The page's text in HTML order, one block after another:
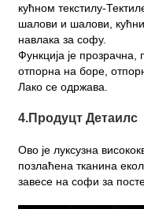
кућном текстилу-
шалови и шалови,
навлака за софу.
Функција је прозрачна,
отпорна на боре,
Лако се одржава.
4.Продуцт Детаилс
Ово је луксузна
позлаћена тканина
завесе на софи за